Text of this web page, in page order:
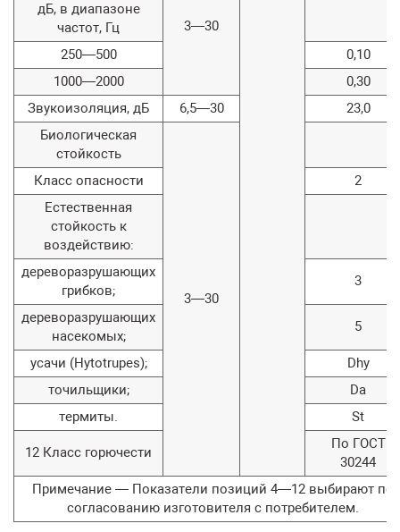
дБ, в диапазоне
частот, Гц
3—30
250—500
0,10
1000—2000
0,30
Звукоизоляция, дБ
6,5—30
23,0
Биологическая
стойкость
3—30
Класс опасности
2
Естественная
стойкость к
воздействию:
дереворазрушающих
грибков;
3
дереворазрушающих
насекомых;
5
усачи (Hytotrupes);
Dhy
точильщики;
Da
термиты.
St
12 Класс горючести
По ГОСТ
30244
Примечание — Показатели позиций 4—12 выбирают по
согласованию изготовителя с потребителем.